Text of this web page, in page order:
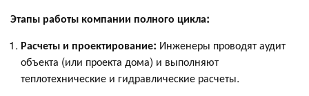
Этапы работы компании полного цикла:
Расчеты и проектирование: Инженеры проводят аудит
объекта (или проекта дома) и выполняют
теплотехнические и гидравлические расчеты.